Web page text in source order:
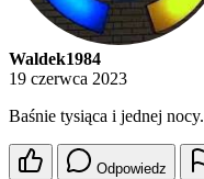
Waldek1984
19 czerwca 2023
Baśnie tysiąca i jednej
Odpowiedz